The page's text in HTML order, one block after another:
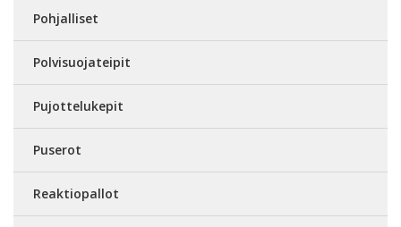
Pohjalliset
Polvisuojateipit
Pujottelukepit
Puserot
Reaktiopallot